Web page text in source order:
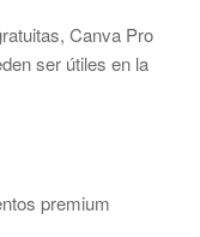
Canva Pro
ser útiles en la
premium